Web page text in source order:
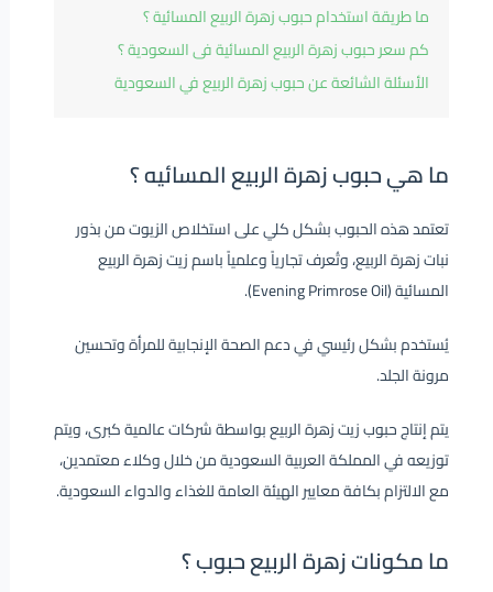
ما طريقة استخدام حبوب زهرة الربيع المسائية ؟
كم سعر حبوب زهرة الربيع المسائية فى السعودية ؟
الأسئلة الشائعة عن حبوب زهرة الربيع في السعودية
ما هي حبوب زهرة الربيع المسائيه ؟
تعتمد هذه الحبوب بشكل كلي على استخلاص الزيوت من بذور
نبات زهرة الربيع، وتُعرف تجارياً وعلمياً باسم زيت زهرة الربيع
المسائية (Evening Primrose Oil).
يُستخدم بشكل رئيسي في دعم الصحة الإنجابية للمرأة وتحسين
مرونة الجلد.
يتم إنتاج حبوب زيت زهرة الربيع بواسطة شركات عالمية كبرى، ويتم
توزيعه في المملكة العربية السعودية من خلال وكلاء معتمدين،
مع الالتزام بكافة معايير الهيئة العامة للغذاء والدواء السعودية.
ما مكونات زهرة الربيع حبوب ؟